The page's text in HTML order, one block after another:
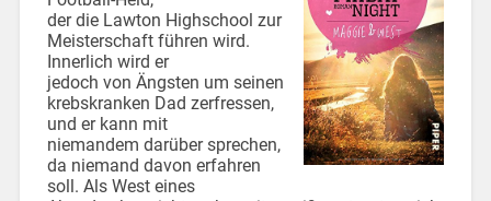
der die Lawton Highschool zur
Meisterschaft führen wird.
Innerlich wird er
jedoch von Ängsten um seinen
krebskranken Dad zerfressen,
und er kann mit
niemandem darüber sprechen,
da niemand davon erfahren
soll. Als West eines